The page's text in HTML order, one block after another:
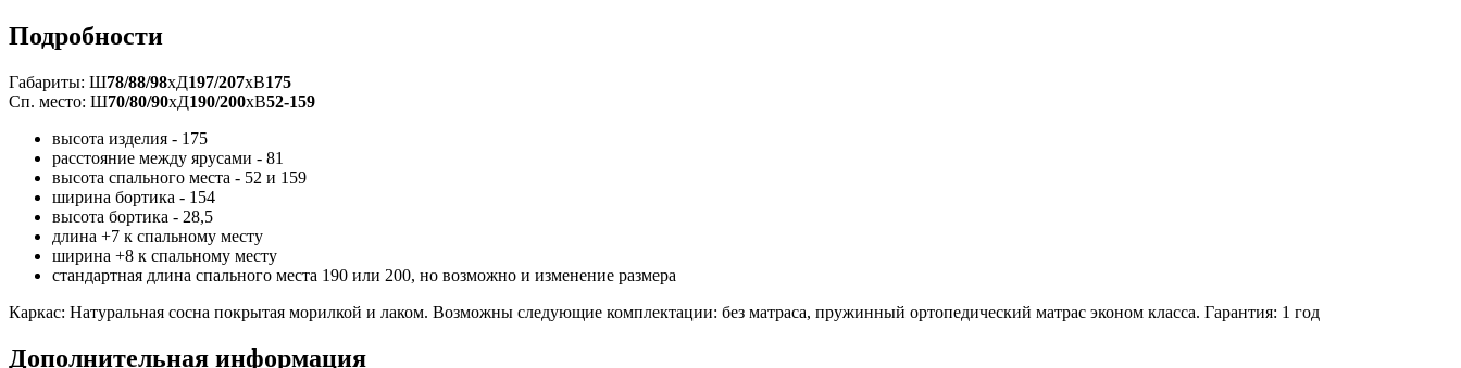
Подробности
Габариты: Ш78/88/98xД197/207xВ175
Сп. место: Ш70/80/90xД190/200xВ52-159
высота изделия - 175
расстояние между ярусами - 81
высота спального места - 52 и 159
ширина бортика - 154
высота бортика - 28,5
длина +7 к спальному месту
ширина +8 к спальному месту
стандартная длина спального места 190 или 200, но возможно и изменение размера
Каркас: Натуральная сосна покрытая морилкой и лаком. Возможны следующие комплектации: без матраса, пружинный ортопедический матрас эконом класса. Гарантия: 1 год
Дополнительная информация